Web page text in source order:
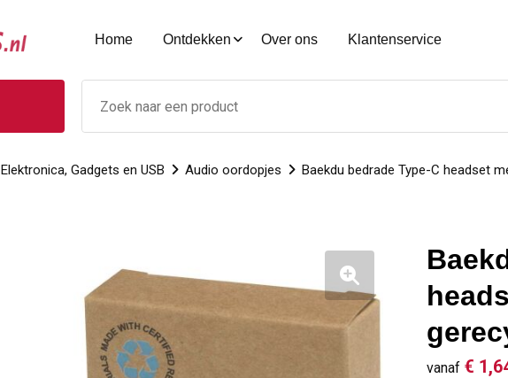
Home Ontdekken Over ons Klantenservice
Elektronica, Gadgets en USB Audio oordopjes Baekdu bedrade Type-C headset
vanaf €